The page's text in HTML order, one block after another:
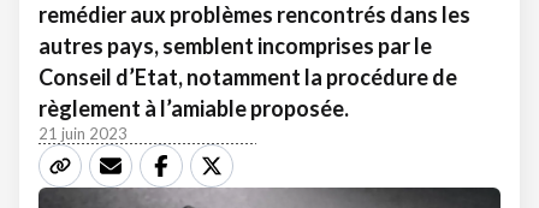
remédier aux problèmes rencontrés dans les
autres pays, semblent incomprises par le
Conseil d’Etat, notamment la procédure de
règlement à l’amiable proposée.
21 juin 2023